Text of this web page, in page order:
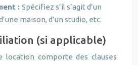
: Spécifiez s’il s’agit d’un
maison, d’un studio, etc.
(si applicable)
location comporte des clauses